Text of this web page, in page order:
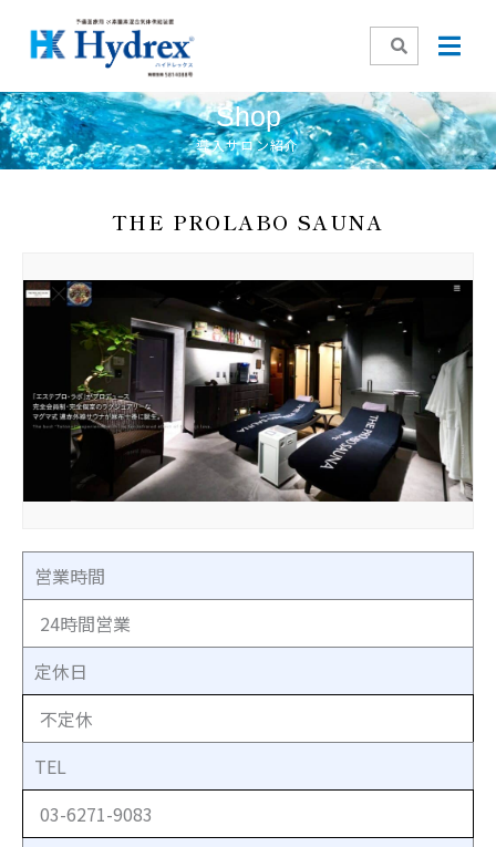
ス
キ
ッ
Shop
導入サロン紹介
THE PROLABO SAUNA
営業時間
24時間営業
定休日
不定休
TEL
03-6271-9083